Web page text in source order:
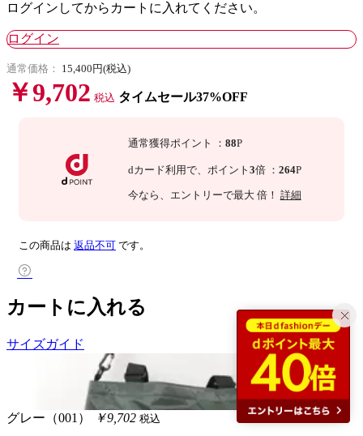
ログインしてからカートに入れてください。
ログイン
通常価格： 15,400円(税込)
￥9,702 税込 タイムセール37%OFF
通常獲得ポイント ： 88P
dカード利用で、 ポイント 3倍 ： 264P
今なら 、エントリーで最大 倍！ 詳細
この商品は 返品不可 です。
カートに入れる
サイズガイド
グレー（001） ￥9,702 税込